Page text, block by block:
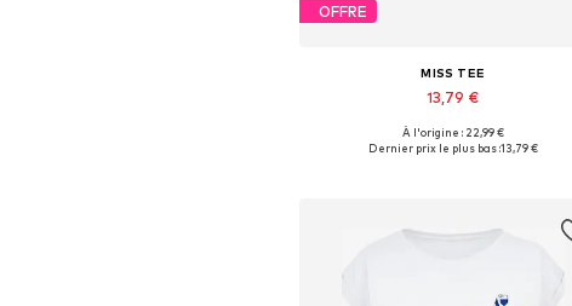
OFFRE
MISS TEE
13,79 €
Tailles disponibles: S, M, XL
À l'origine : 22,99 €
Dernier prix le plus bas :13,79 €